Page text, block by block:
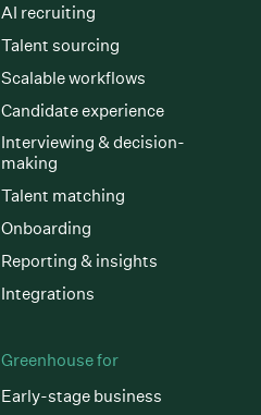
AI recruiting
Talent sourcing
Scalable workflows
Candidate experience
Interviewing & decision-
making
Talent matching
Onboarding
Reporting & insights
Integrations
Greenhouse for
Early-stage business